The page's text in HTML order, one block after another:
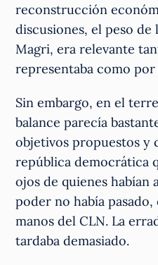
reconstrucción
discusiones, el peso de
Magri, era relevante
representaba como
Sin embargo, en el
balance parecía
objetivos propuestos y
república democrática
ojos de quienes habían
poder no había
manos del CLN. La
tardaba demasiado.